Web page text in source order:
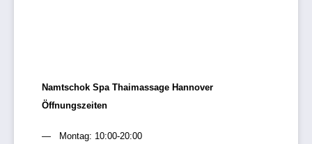
Namtschok Spa Thaimassage Hannover
Öffnungszeiten
Montag: 10:00-20:00